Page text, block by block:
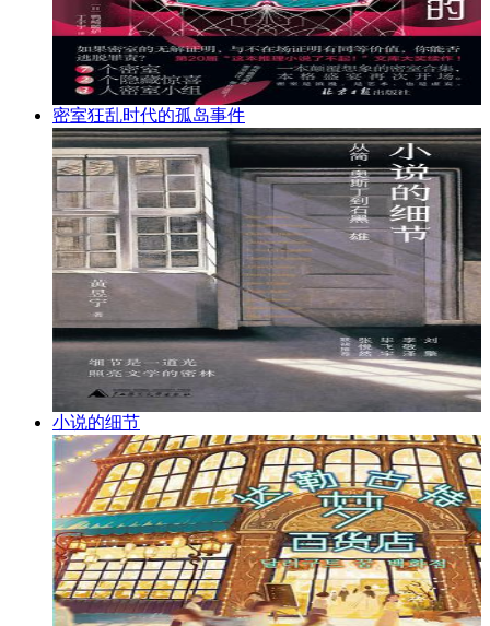
密室狂乱时代的孤岛事件
小说的细节